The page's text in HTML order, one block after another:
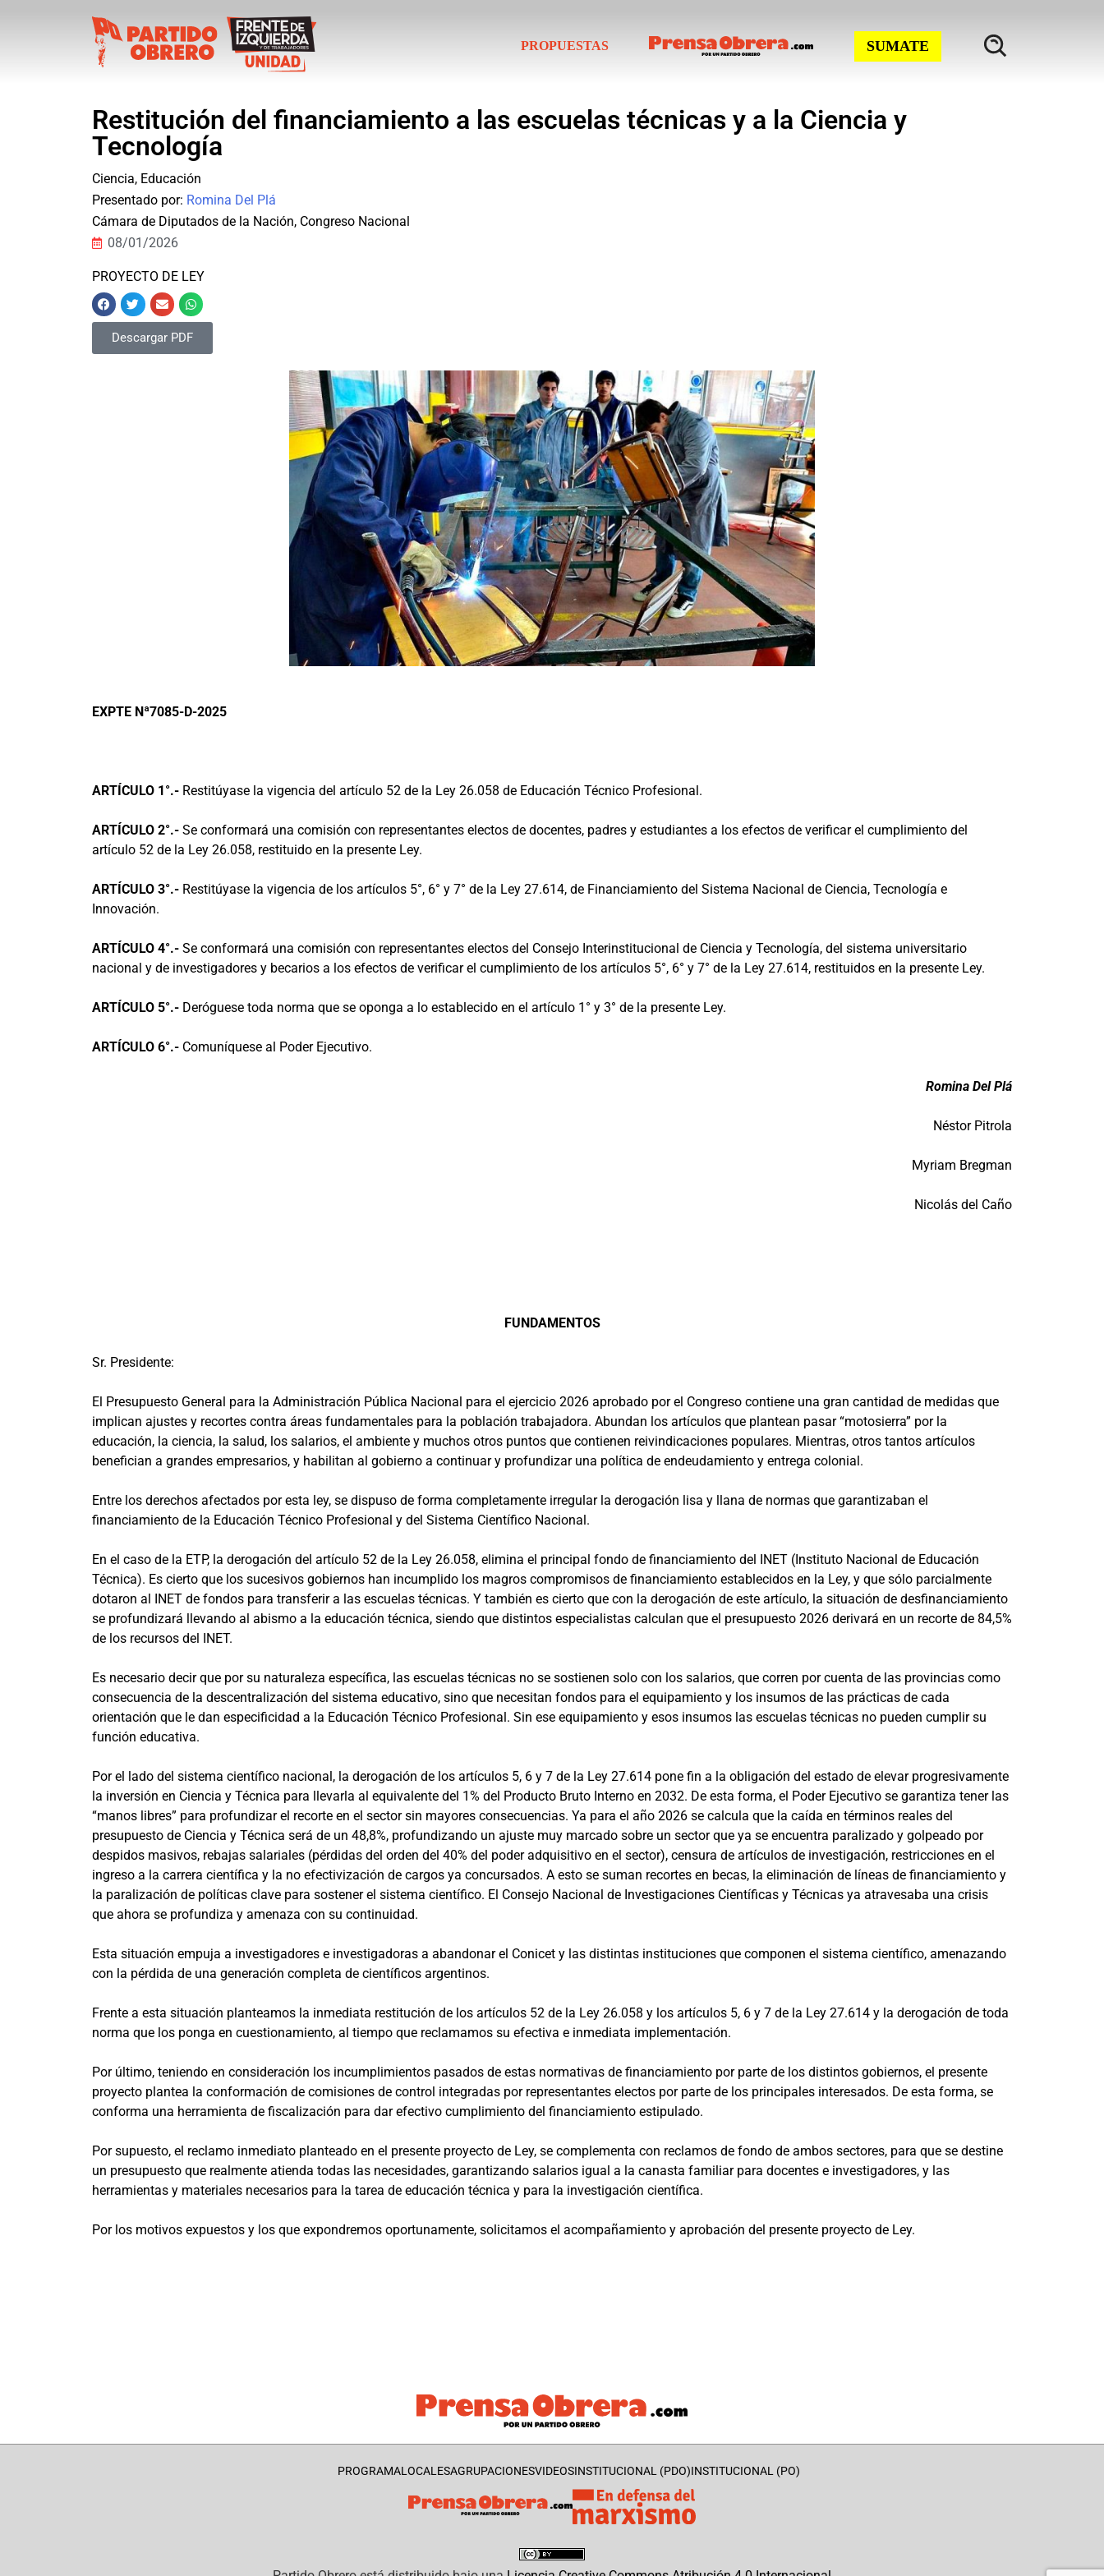
PROPUESTAS SUMATE
Restitución del financiamiento a las escuelas técnicas y a la Ciencia y
Tecnología
Ciencia, Educación
Presentado por: Romina Del Plá
Cámara de Diputados de la Nación, Congreso Nacional
08/01/2026
PROYECTO DE LEY
Descargar PDF
EXPTE Nª7085-D-2025
ARTÍCULO 1°.- Restitúyase la vigencia del artículo 52 de la Ley 26.058 de Educación Técnico Profesional.
ARTÍCULO 2°.- Se conformará una comisión con representantes electos de docentes, padres y estudiantes a los efectos de verificar el cumplimiento del
artículo 52 de la Ley 26.058, restituido en la presente Ley.
ARTÍCULO 3°.- Restitúyase la vigencia de los artículos 5°, 6° y 7° de la Ley 27.614, de Financiamiento del Sistema Nacional de Ciencia, Tecnología e
Innovación.
ARTÍCULO 4°.- Se conformará una comisión con representantes electos del Consejo Interinstitucional de Ciencia y Tecnología, del sistema universitario
nacional y de investigadores y becarios a los efectos de verificar el cumplimiento de los artículos 5°, 6° y 7° de la Ley 27.614, restituidos en la presente Ley.
ARTÍCULO 5°.- Deróguese toda norma que se oponga a lo establecido en el artículo 1° y 3° de la presente Ley.
ARTÍCULO 6°.- Comuníquese al Poder Ejecutivo.
Romina Del Plá
Néstor Pitrola
Myriam Bregman
Nicolás del Caño
FUNDAMENTOS
Sr. Presidente:
El Presupuesto General para la Administración Pública Nacional para el ejercicio 2026 aprobado por el Congreso contiene una gran cantidad de medidas que
implican ajustes y recortes contra áreas fundamentales para la población trabajadora. Abundan los artículos que plantean pasar “motosierra” por la
educación, la ciencia, la salud, los salarios, el ambiente y muchos otros puntos que contienen reivindicaciones populares. Mientras, otros tantos artículos
benefician a grandes empresarios, y habilitan al gobierno a continuar y profundizar una política de endeudamiento y entrega colonial.
Entre los derechos afectados por esta ley, se dispuso de forma completamente irregular la derogación lisa y llana de normas que garantizaban el
financiamiento de la Educación Técnico Profesional y del Sistema Científico Nacional.
En el caso de la ETP, la derogación del artículo 52 de la Ley 26.058, elimina el principal fondo de financiamiento del INET (Instituto Nacional de Educación
Técnica). Es cierto que los sucesivos gobiernos han incumplido los magros compromisos de financiamiento establecidos en la Ley, y que sólo parcialmente
dotaron al INET de fondos para transferir a las escuelas técnicas. Y también es cierto que con la derogación de este artículo, la situación de desfinanciamiento
se profundizará llevando al abismo a la educación técnica, siendo que distintos especialistas calculan que el presupuesto 2026 derivará en un recorte de 84,5%
de los recursos del INET.
Es necesario decir que por su naturaleza específica, las escuelas técnicas no se sostienen solo con los salarios, que corren por cuenta de las provincias como
consecuencia de la descentralización del sistema educativo, sino que necesitan fondos para el equipamiento y los insumos de las prácticas de cada
orientación que le dan especificidad a la Educación Técnico Profesional. Sin ese equipamiento y esos insumos las escuelas técnicas no pueden cumplir su
función educativa.
Por el lado del sistema científico nacional, la derogación de los artículos 5, 6 y 7 de la Ley 27.614 pone fin a la obligación del estado de elevar progresivamente
la inversión en Ciencia y Técnica para llevarla al equivalente del 1% del Producto Bruto Interno en 2032. De esta forma, el Poder Ejecutivo se garantiza tener las
“manos libres” para profundizar el recorte en el sector sin mayores consecuencias. Ya para el año 2026 se calcula que la caída en términos reales del
presupuesto de Ciencia y Técnica será de un 48,8%, profundizando un ajuste muy marcado sobre un sector que ya se encuentra paralizado y golpeado por
despidos masivos, rebajas salariales (pérdidas del orden del 40% del poder adquisitivo en el sector), censura de artículos de investigación, restricciones en el
ingreso a la carrera científica y la no efectivización de cargos ya concursados. A esto se suman recortes en becas, la eliminación de líneas de financiamiento y
la paralización de políticas clave para sostener el sistema científico. El Consejo Nacional de Investigaciones Científicas y Técnicas ya atravesaba una crisis
que ahora se profundiza y amenaza con su continuidad.
Esta situación empuja a investigadores e investigadoras a abandonar el Conicet y las distintas instituciones que componen el sistema científico, amenazando
con la pérdida de una generación completa de científicos argentinos.
Frente a esta situación planteamos la inmediata restitución de los artículos 52 de la Ley 26.058 y los artículos 5, 6 y 7 de la Ley 27.614 y la derogación de toda
norma que los ponga en cuestionamiento, al tiempo que reclamamos su efectiva e inmediata implementación.
Por último, teniendo en consideración los incumplimientos pasados de estas normativas de financiamiento por parte de los distintos gobiernos, el presente
proyecto plantea la conformación de comisiones de control integradas por representantes electos por parte de los principales interesados. De esta forma, se
conforma una herramienta de fiscalización para dar efectivo cumplimiento del financiamiento estipulado.
Por supuesto, el reclamo inmediato planteado en el presente proyecto de Ley, se complementa con reclamos de fondo de ambos sectores, para que se destine
un presupuesto que realmente atienda todas las necesidades, garantizando salarios igual a la canasta familiar para docentes e investigadores, y las
herramientas y materiales necesarios para la tarea de educación técnica y para la investigación científica.
Por los motivos expuestos y los que expondremos oportunamente, solicitamos el acompañamiento y aprobación del presente proyecto de Ley.
PROGRAMALOCALESAGRUPACIONESVIDEOSINSTITUCIONAL (PDO)INSTITUCIONAL (PO)